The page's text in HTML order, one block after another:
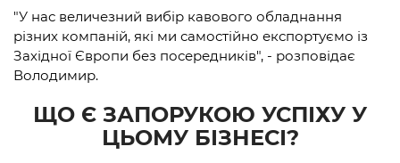
"У нас величезний вибір кавового обладнання
різних компаній, які ми самостійно експортуємо із
Західної Європи без посередників", - розповідає
Володимир.
ЩО Є ЗАПОРУКОЮ УСПІХУ У
ЦЬОМУ БІЗНЕСІ?